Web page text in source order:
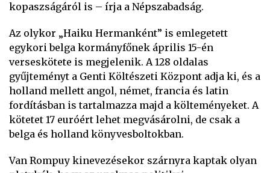
kopaszságáról is – írja a Népszabadság.
Az olykor „Haiku Hermanként” is emlegetett
egykori belga kormányfőnek április 15-én
verseskötete is megjelenik. A 128 oldalas
gyűjteményt a Genti Költészeti Központ adja ki, és a
holland mellett angol, német, francia és latin
fordításban is tartalmazza majd a költeményeket. A
kötetet 17 euróért lehet megvásárolni, de csak a
belga és holland könyvesboltokban.
Van Rompuy kinevezésekor szárnyra kaptak olyan